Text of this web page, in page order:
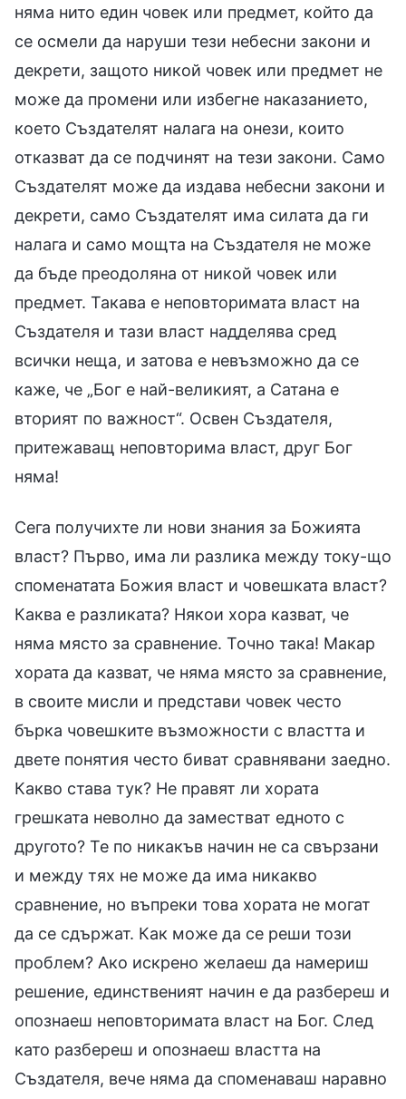
няма нито един човек или предмет, който да
се осмели да наруши тези небесни закони и
декрети, защото никой човек или предмет не
може да промени или избегне наказанието,
което Създателят налага на онези, които
отказват да се подчинят на тези закони. Само
Създателят може да издава небесни закони и
декрети, само Създателят има силата да ги
налага и само мощта на Създателя не може
да бъде преодоляна от никой човек или
предмет. Такава е неповторимата власт на
Създателя и тази власт надделява сред
всички неща, и затова е невъзможно да се
каже, че „Бог е най-великият, а Сатана е
вторият по важност“. Освен Създателя,
притежаващ неповторима власт, друг Бог
няма!
Сега получихте ли нови знания за Божията
власт? Първо, има ли разлика между току-що
споменатата Божия власт и човешката власт?
Каква е разликата? Някои хора казват, че
няма място за сравнение. Точно така! Макар
хората да казват, че няма място за сравнение,
в своите мисли и представи човек често
бърка човешките възможности с властта и
двете понятия често биват сравнявани заедно.
Какво става тук? Не правят ли хората
грешката неволно да заместват едното с
другото? Те по никакъв начин не са свързани
и между тях не може да има никакво
сравнение, но въпреки това хората не могат
да се сдържат. Как може да се реши този
проблем? Ако искрено желаеш да намериш
решение, единственият начин е да разбереш и
опознаеш неповторимата власт на Бог. След
като разбереш и опознаеш властта на
Създателя, вече няма да споменаваш наравно